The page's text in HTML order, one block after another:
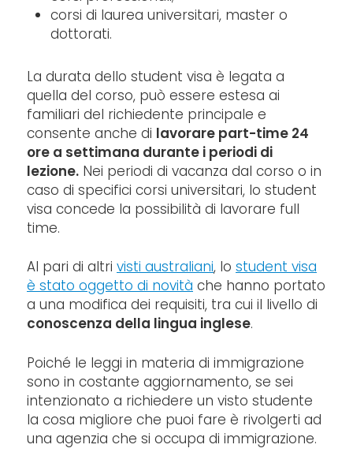
corsi di laurea universitari, master o
dottorati.
La durata dello student visa è legata a
quella del corso, può essere estesa ai
familiari del richiedente principale e
consente anche di lavorare part-time 24
ore a settimana durante i periodi di
lezione. Nei periodi di vacanza dal corso o in
caso di specifici corsi universitari, lo student
visa concede la possibilità di lavorare full
time.
Al pari di altri visti australiani, lo student visa
è stato oggetto di novità che hanno portato
a una modifica dei requisiti, tra cui il livello di
conoscenza della lingua inglese.
Poiché le leggi in materia di immigrazione
sono in costante aggiornamento, se sei
intenzionato a richiedere un visto studente
la cosa migliore che puoi fare è rivolgerti ad
una agenzia che si occupa di immigrazione.